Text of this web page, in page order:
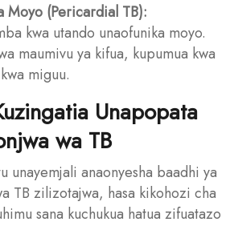
Moyo (Pericardial TB):
kwa utando unaofunika moyo.
maumivu ya kifua, kupumua kwa
miguu.
Unapopata
wa TB
unayemjali anaonyesha baadhi ya
TB zilizotajwa, hasa kikohozi cha
sana kuchukua hatua zifuatazo